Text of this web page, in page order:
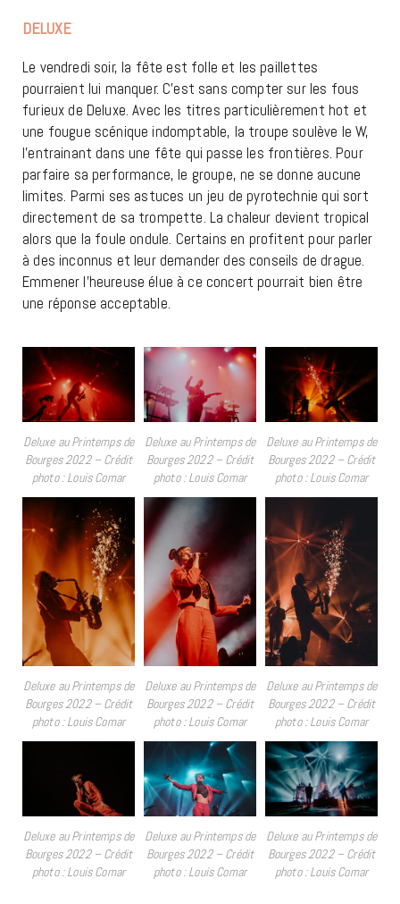
DELUXE
Le vendredi soir, la fête est folle et les paillettes
pourraient lui manquer. C’est sans compter sur les fous
furieux de Deluxe. Avec les titres particulièrement hot et
une fougue scénique indomptable, la troupe soulève le W,
l’entrainant dans une fête qui passe les frontières. Pour
parfaire sa performance, le groupe, ne se donne aucune
limites. Parmi ses astuces un jeu de pyrotechnie qui sort
directement de sa trompette. La chaleur devient tropical
alors que la foule ondule. Certains en profitent pour parler
à des inconnus et leur demander des conseils de drague.
Emmener l’heureuse élue à ce concert pourrait bien être
une réponse acceptable.
Deluxe au Printemps de
Bourges 2022 – Crédit
photo : Louis Comar
Deluxe au Printemps de
Bourges 2022 – Crédit
photo : Louis Comar
Deluxe au Printemps de
Bourges 2022 – Crédit
photo : Louis Comar
Deluxe au Printemps de
Bourges 2022 – Crédit
photo : Louis Comar
Deluxe au Printemps de
Bourges 2022 – Crédit
photo : Louis Comar
Deluxe au Printemps de
Bourges 2022 – Crédit
photo : Louis Comar
Deluxe au Printemps de
Bourges 2022 – Crédit
photo : Louis Comar
Deluxe au Printemps de
Bourges 2022 – Crédit
photo : Louis Comar
Deluxe au Printemps de
Bourges 2022 – Crédit
photo : Louis Comar